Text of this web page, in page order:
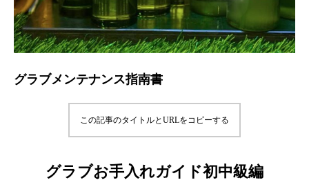
グラブメンテナンス指南書
この記事のタイトルとURLをコピーする
グラブお手入れガイド初中級編